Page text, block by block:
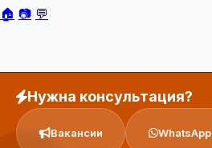
🏠 📷 💬
Нужна консультация?
Вакансии WhatsApp